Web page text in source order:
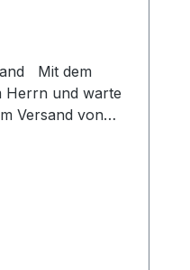
Herrn und warte
Versand von
berechnet.